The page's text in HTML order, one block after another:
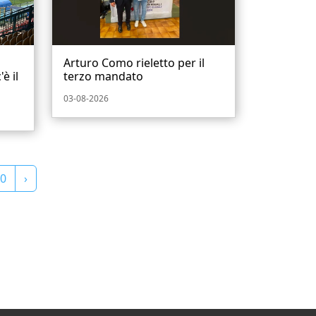
il
Arturo Como rieletto per il
terzo mandato
03-08-2026
›